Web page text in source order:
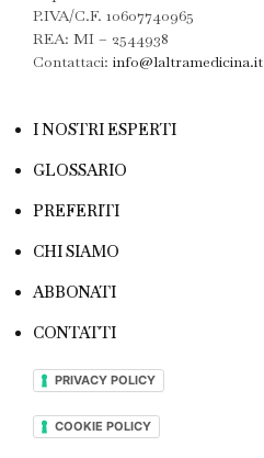
P.IVA/C.F. 10607740965
REA: MI – 2544938
Contattaci: info@laltramedicina.it
I NOSTRI ESPERTI
GLOSSARIO
PREFERITI
CHI SIAMO
ABBONATI
CONTATTI
PRIVACY POLICY
COOKIE POLICY